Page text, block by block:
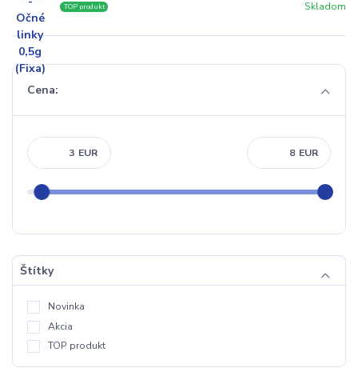
Skladom
TOP produkt
Cena:
EUR EUR
Štítky
Novinka
Akcia
TOP produkt